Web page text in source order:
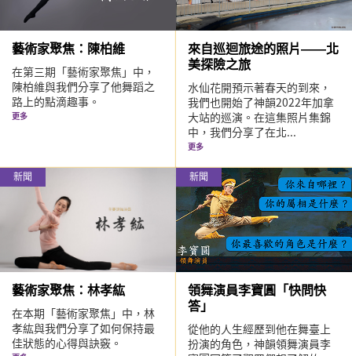
藝術家聚焦：陳柏維
在第三期「藝術家聚焦」中，
陳柏維與我們分享了他舞蹈之
路上的點滴趣事。
更多
來自巡迴旅途的照片——北
美探險之旅
水仙花開預示著春天的到來，
我們也開始了神韻2022年加拿
大站的巡演。在這集照片集錦
中，我們分享了在北...
更多
新聞
藝術家聚焦：林孝紘
在本期「藝術家聚焦」中，林
孝紘與我們分享了如何保持最
佳狀態的心得與訣竅。
新聞
領舞演員李寶圓「快問快
答」
從他的人生經歷到他在舞臺上
扮演的角色，神韻領舞演員李